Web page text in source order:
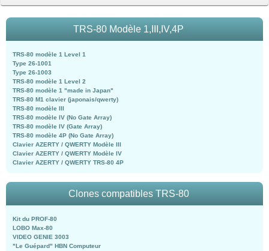
TRS-80 Modèle 1,III,IV,4P
TRS-80 modèle 1 Level 1
Type 26-1001
Type 26-1003
TRS-80 modèle 1 Level 2
TRS-80 modèle 1 "made in Japan"
TRS-80 M1 clavier (japonais/qwerty)
TRS-80 modèle III
TRS-80 modèle IV (No Gate Array)
TRS-80 modèle IV (Gate Array)
TRS-80 modèle 4P (No Gate Array)
Clavier AZERTY / QWERTY Modèle III
Clavier AZERTY / QWERTY Modèle IV
Clavier AZERTY / QWERTY TRS-80 4P
Clones compatibles TRS-80
Kit du PROF-80
LOBO Max-80
VIDEO GENIE 3003
"Le Guépard" HBN Computeur